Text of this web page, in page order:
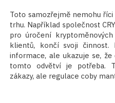
Toto samozřejmě nemohu
trhu. Například společnost
pro úročení
klientů, končí svoji činnost.
informace, ale ukazuje se,
tomto odvětví je potřeba.
zákazy, ale regulace coby